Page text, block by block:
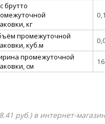
брутто
кг
промежуточной
куб.м
промежуточной
см
16
руб.) в интернет-